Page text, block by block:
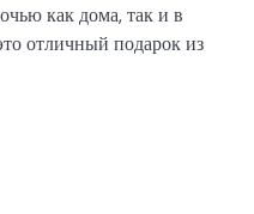
как дома, так и в
отличный подарок из